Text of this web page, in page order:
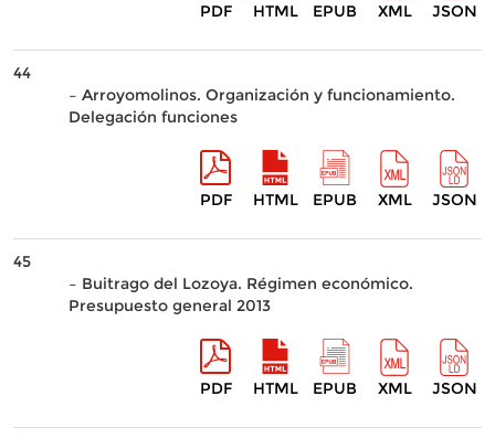
PDF HTML EPUB XML JSON
44
– Arroyomolinos. Organización y funcionamiento.
Delegación funciones
PDF HTML EPUB XML JSON
45
– Buitrago del Lozoya. Régimen económico.
Presupuesto general 2013
PDF HTML EPUB XML JSON